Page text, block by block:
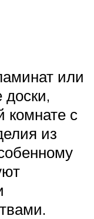
или
комнате с
из